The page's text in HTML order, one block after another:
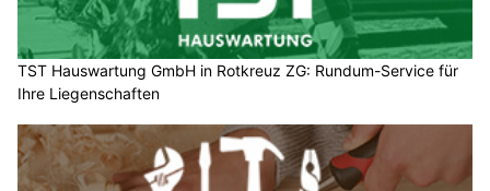
TST Hauswartung GmbH in Rotkreuz ZG: Rundum-Service für
Ihre Liegenschaften